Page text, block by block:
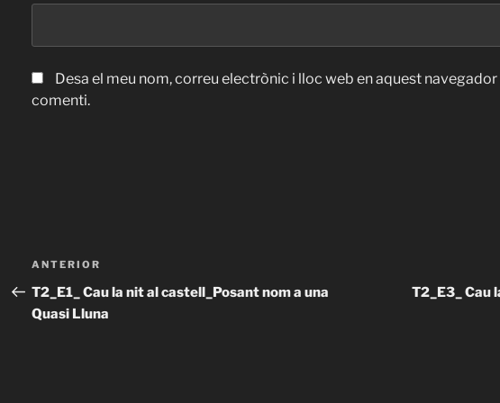
Desa el meu nom, correu electrònic i lloc web en aquest
comenti.
Navegació
d'entrades
Entrada
anterior
ANTERIOR
T2_E1_ Cau la nit al castell_Posant nom a una
Quasi Lluna
T2_E3_ Cau